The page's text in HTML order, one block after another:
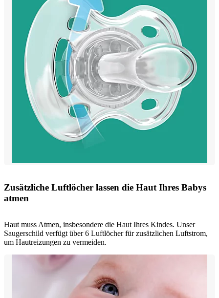
Zusätzliche Luftlöcher lassen die Haut Ihres Babys
atmen
Haut muss Atmen, insbesondere die Haut Ihres Kindes. Unser
Saugerschild verfügt über 6 Luftlöcher für zusätzlichen Luftstrom,
um Hautreizungen zu vermeiden.